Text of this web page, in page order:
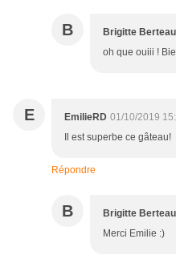
B Brigitte Berteau
oh que ouiii !
E EmilieRD 01/10/2019
Il est superbe ce gâteau!
Répondre
B Brigitte Berteau
Merci Emilie :)